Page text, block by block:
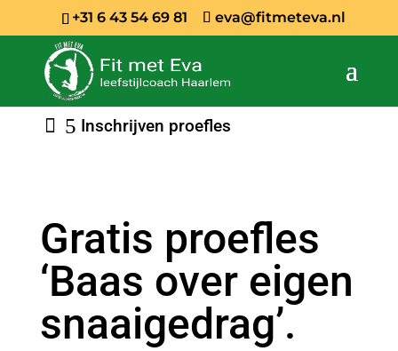
+31 6 43 54 69 81 eva@fitmeteva.nl
Inschrijven proefles
Gratis proefles
‘Baas over eigen
snaaigedrag’.